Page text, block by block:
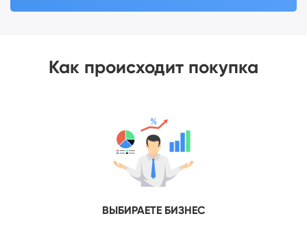
Как происходит покупка
ВЫБИРАЕТЕ БИЗНЕС